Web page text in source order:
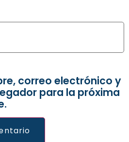
correo electrónico y
para la próxima